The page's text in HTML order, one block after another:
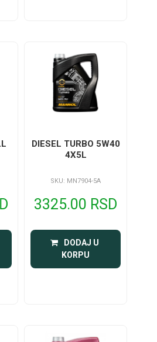
DIESEL TURBO 5W40
4X5L
SKU: MN7904-5A
3325.00 RSD
DODAJ U
KORPU